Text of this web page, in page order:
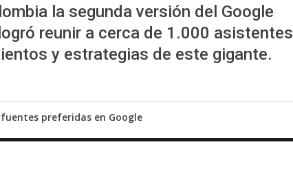
la segunda versión del Google
reunir a cerca de 1.000 asistentes
y estrategias de este gigante.
preferidas en Google